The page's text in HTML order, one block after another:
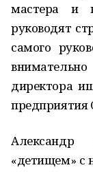
мастера и
руководят
самого
директора
предприятия
Александр
«детищем» с